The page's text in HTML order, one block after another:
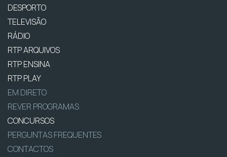
DESPORTO
TELEVISÃO
RÁDIO
RTP ARQUIVOS
RTP ENSINA
RTP PLAY
EM DIRETO
REVER PROGRAMAS
CONCURSOS
PERGUNTAS FREQUENTES
CONTACTOS